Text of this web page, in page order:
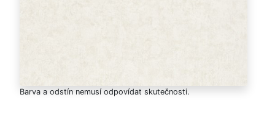
Barva a odstín nemusí odpovídat skutečnosti.